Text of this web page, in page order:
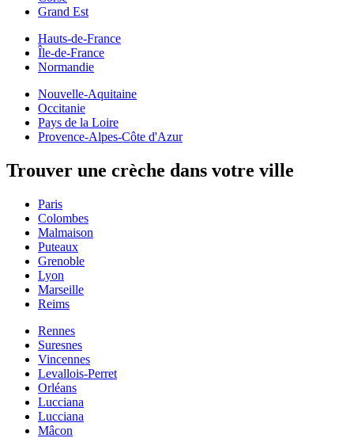
Grand Est
Hauts-de-France
Île-de-France
Normandie
Nouvelle-Aquitaine
Occitanie
Pays de la Loire
Provence-Alpes-Côte d'Azur
Trouver une crèche dans votre ville
Paris
Colombes
Malmaison
Puteaux
Grenoble
Lyon
Marseille
Reims
Rennes
Suresnes
Vincennes
Levallois-Perret
Orléans
Lucciana
Lucciana
Mâcon